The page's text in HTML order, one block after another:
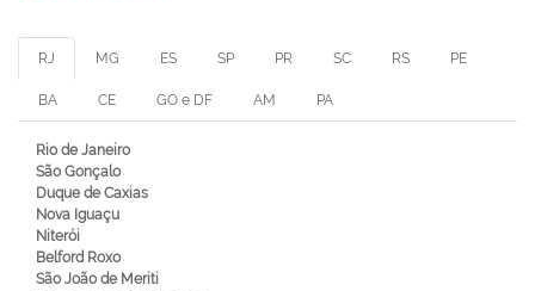
RJ MG ES SP PR SC RS PE
BA CE GO e DF AM PA
Rio de Janeiro
São Gonçalo
Duque de Caxias
Nova Iguaçu
Niterói
Belford Roxo
São João de Meriti